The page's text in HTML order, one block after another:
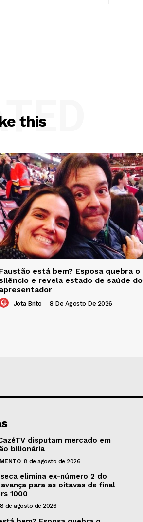
this
Faustão está bem? Esposa quebra o
e revela estado de saúde do
apresentador
Jota Brito - 8 De Agosto De 2026
disputam mercado em
bilionária
8 de agosto de 2026
elimina ex-número 2 do
para as oitavas de final
1000
8 de agosto de 2026